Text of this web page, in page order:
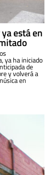
está en
ya ha iniciado
de
y volverá a
en